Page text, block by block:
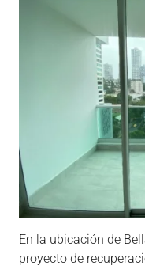
En la ubicación de
proyecto de